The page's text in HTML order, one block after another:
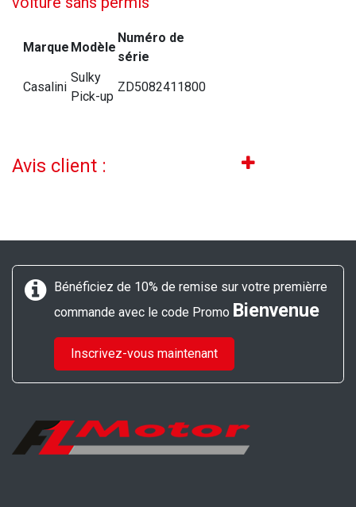
Marque Modèle
Numéro de
série
Casalini
Sulky
Pick-up
ZD5082411800
Avis client :
Bénéficiez de 10% de remise sur votre premièrre
commande avec le code Promo Bienvenue
Inscrivez-vous maintenant